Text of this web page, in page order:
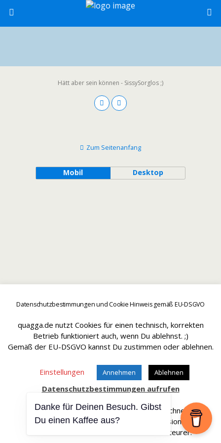
Hätt aber sein können - SissySorglos ;)
Datenschutzbestimmungen und Cookie Hinweis gemäß EU-DSGVO
quagga.de nutzt Cookies für einen technisch, korrekten
Betrieb funktioniert auch, wenn Du ablehnst. ;)
Gemäß der EU-DSGVO kannst Du zustimmen oder ablehnen.
Einstellungen Annehmen Ablehnen
Datenschutzbestimmungen aufrufen
Affiliate Links sind mit einem * gekennteichnet.
Wir erhalten bei einem Kauf eine Provision.
Die Artikel werden für Dich dadurch nicht teurer.
Zum Seitenanfang
Mobil Desktop
Danke für Deinen Besuch. Gibst
Du einen Kaffee aus?